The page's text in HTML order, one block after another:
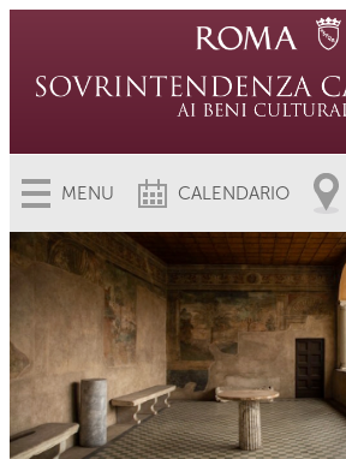
MENU CALENDARIO